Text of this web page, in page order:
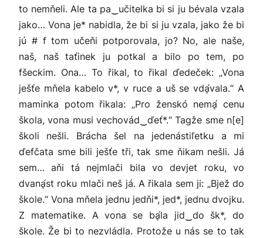
to nemňeli. Ale ta pa‿učitelka bi si ju bévala vzala
jako… Vona je* nabidla, že bi si ju vzala, jako že bi
jú # f tom učeňi potporovala, jo? No, ale naše,
naš, naš taťinek ju potkal a bilo po tem, po
fšeckim. Ona… To řikal, to řikal ďedeček: „Vona
ješťe mňela kabelo v*, v ruce a uš se vdḁ́vala.“ A
maminka potom řikala: „Pro ženskó nemḁ́ cenu
škola, vona musi vechovád‿ďeť*.“ Tagže sme n[e]
školi nešli. Brácha šel na jedenástiľetku a mi
ďefčata sme bili ješťe tři, tak sme ňikam nešli. Já
sem… aňi tá nejmlači bila vo devjet roku, vo
dvanḁ́st roku mlači neš já. A řikala sem ji: „Bjež do
škole.“ Vona mňela jednu jedňi*, jed*, jednu dvojku.
Z matematike. A vona se bḁ́la jid‿do šk*, do
škole. Že bi to nezvládla. Protože u nás se to tak